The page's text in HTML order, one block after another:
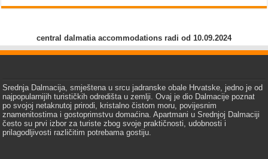
central dalmatia accommodations radi od 10.09.2024
Srednja Dalmacija, smještena u srcu jadranske obale Hrvatske, jedno je od
najpopularnijih turističkih odredišta u zemlji. Ovaj je dio Dalmacije poznat
po svojoj netaknutoj prirodi, kristalno čistom moru, povijesnim
znamenitostima i gostoprimstvu domaćina. Apartmani u Srednjoj Dalmaciji
često su prvi izbor za turiste zbog svoje praktičnosti, udobnosti i
prilagodljivosti različitim potrebama gostiju.